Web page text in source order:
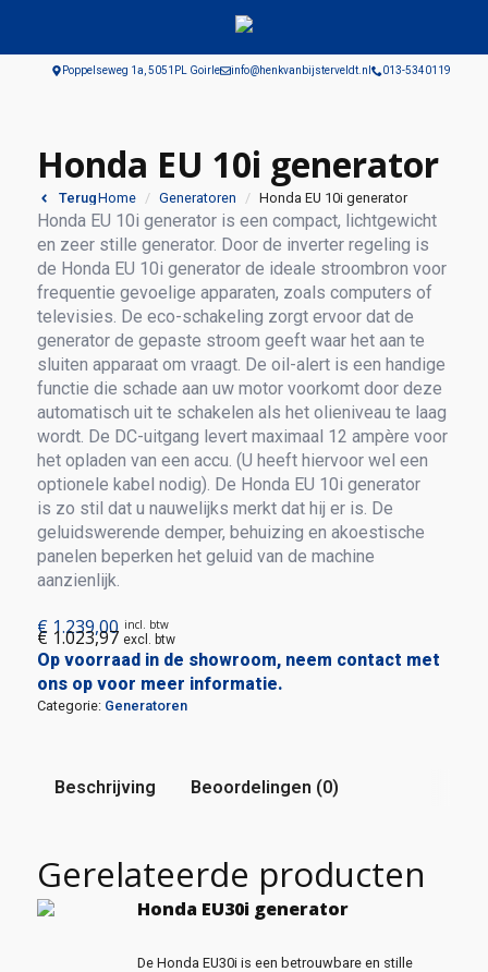
Poppelseweg 1a, 5051PL Goirle info@henkvanbijsterveldt.nl 013-5340119
Honda EU 10i generator
TerugHome Generatoren Honda EU 10i generator
Honda EU 10i generator is een compact, lichtgewicht
en zeer stille generator. Door de inverter regeling is
de Honda EU 10i generator de ideale stroombron voor
frequentie gevoelige apparaten, zoals computers of
televisies. De eco-schakeling zorgt ervoor dat de
generator de gepaste stroom geeft waar het aan te
sluiten apparaat om vraagt. De oil-alert is een handige
functie die schade aan uw motor voorkomt door deze
automatisch uit te schakelen als het olieniveau te laag
wordt. De DC-uitgang levert maximaal 12 ampère voor
het opladen van een accu. (U heeft hiervoor wel een
optionele kabel nodig). De Honda EU 10i generator
is zo stil dat u nauwelijks merkt dat hij er is. De
geluidswerende demper, behuizing en akoestische
panelen beperken het geluid van de machine
aanzienlijk.
€1.239,00 incl. btw
€ 1.023,97 excl. btw
Op voorraad in de showroom, neem contact met
ons op voor meer informatie.
Categorie: Generatoren
Beschrijving Beoordelingen (0)
Gerelateerde producten
Honda EU30i generator
De Honda EU30i is een betrouwbare en stille